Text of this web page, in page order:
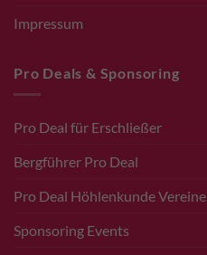
Impressum
Pro Deals & Sponsoring
Pro Deal für Erschließer
Bergführer Pro Deal
Pro Deal Höhlenkunde Vereine
Sponsoring Events